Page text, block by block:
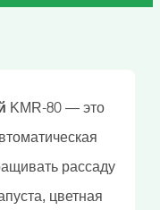
KMR-80 — это
рассаду
цветная